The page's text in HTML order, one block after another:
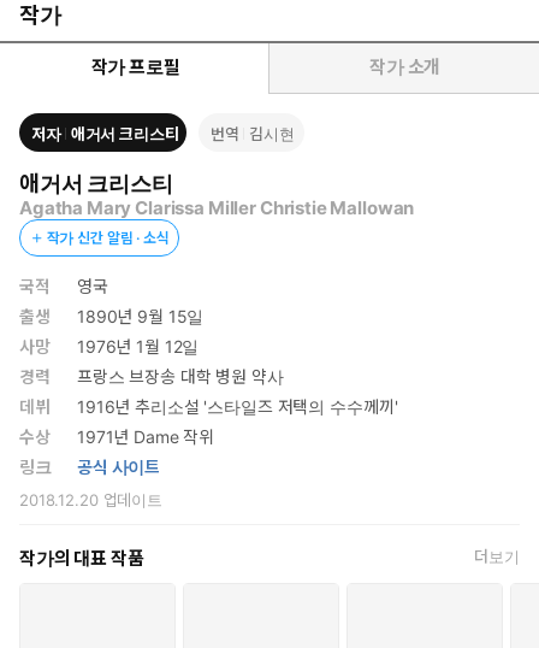
작가
작가 프로필 작가 소개
저자 애거서 크리스티 번역 김시현
애거서 크리스티
Agatha Mary Clarissa Miller Christie Mallowan
작가 신간 알림 · 소식
국적
영국
출생
1890년 9월 15일
사망
1976년 1월 12일
경력
프랑스 브장송 대학 병원 약사
데뷔
1916년 추리소설 '스타일즈 저택의 수수께끼'
수상
1971년 Dame 작위
링크
공식 사이트
2018.12.20업데이트
작가의 대표 작품 더보기